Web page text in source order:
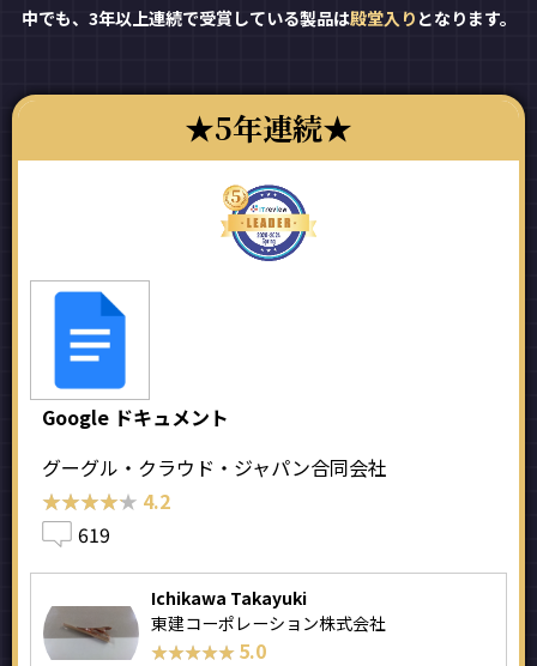
中でも、3年以上連続で受賞している製品は殿堂入り となります。
5年連続
Google ドキュメント
グーグル・クラウド・ジャパン合同会社
★★★★★
★★★★★ 4.2
619
Ichikawa Takayuki
東建コーポレーション株式会社
★★★★★
★★★★★ 5.0